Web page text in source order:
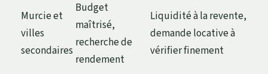
Murcie et
villes
secondaires
Budget
maîtrisé,
recherche de
rendement
Liquidité à la revente,
demande locative à
vérifier finement